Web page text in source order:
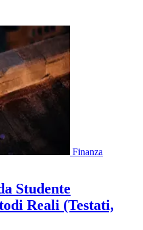
Finanza
Studente
Reali (Testati,